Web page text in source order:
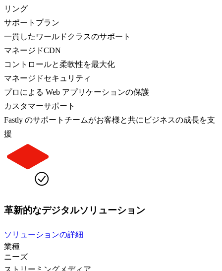
リング
サポートプラン
一貫したワールドクラスのサポート
マネージドCDN
コントロールと柔軟性を最大化
マネージドセキュリティ
プロによる Web アプリケーションの保護
カスタマーサポート
Fastly のサポートチームがお客様と共にビジネスの成長を支
援
革新的なデジタルソリューション
ソリューションの詳細
業種
ニーズ
ストリーミングメディア